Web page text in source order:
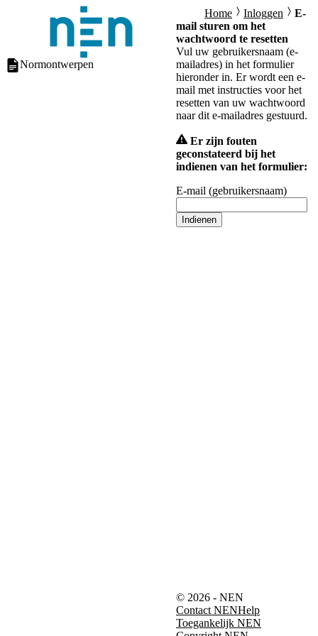
Normontwerpen
Home Inloggen
E-
mail sturen om het
wachtwoord te resetten
Vul uw gebruikersnaam (e-
mailadres) in het formulier
hieronder in. Er wordt een e-
mail met instructies voor het
resetten van uw wachtwoord
naar dit e-mailadres gestuurd.
Er zijn fouten
geconstateerd bij het
indienen van het formulier:
E-mail (gebruikersnaam)
Indienen
© 2026 - NEN
Contact NENHelp
Toegankelijk NEN